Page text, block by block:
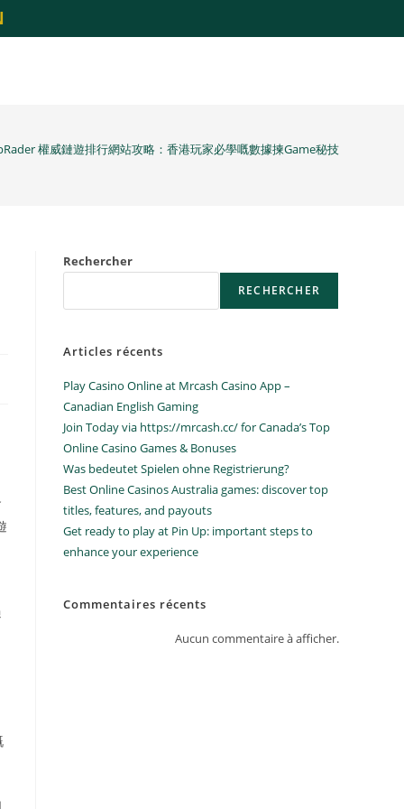
權威鏈遊排行網站攻略：香港玩家必學嘅數據揀Game秘技
Rechercher
RECHERCHER
Articles récents
Play Casino Online at Mrcash Casino App –
Canadian English Gaming
Join Today via https://mrcash.cc/ for Canada’s Top
Online Casino Games & Bonuses
Was bedeutet Spielen ohne Registrierung?
Best Online Casinos Australia games: discover top
titles, features, and payouts
Get ready to play at Pin Up: important steps to
enhance your experience
Commentaires récents
Aucun commentaire à afficher.